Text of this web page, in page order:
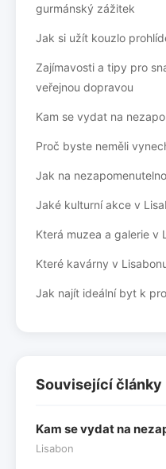
gurmánský zážitek
Jak si užít kouzlo
Zajímavosti a tipy pro
veřejnou dopravou
Kam se vydat na
Proč byste neměli
Jak na
Jaké kulturní akce v
Která muzea a galerie v
Které kavárny v
Jak najít ideální byt k
Související články
Kam se vydat na
Lisabon